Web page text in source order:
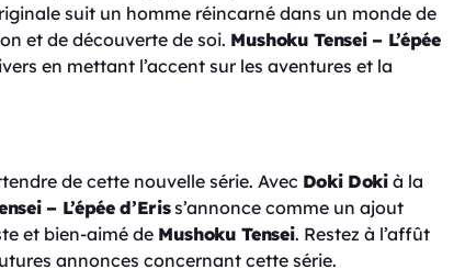
suit un homme réincarné dans un monde de
et de découverte de soi. Mushoku Tensei – L’épée
en mettant l’accent sur les aventures et la
de cette nouvelle série. Avec Doki Dokià la
– L’épée d’Eriss’annonce comme un ajout
et bien-aimé de Mushoku Tensei. Restez à l’affût
annonces concernant cette série.